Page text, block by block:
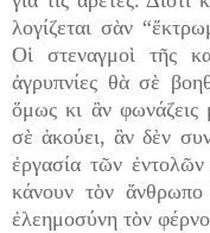
λογίζεται σὰν
Οἱ στεναγμοὶ τῆς
ἀγρυπνίες θὰ σὲ
ὅμως κι ἂν φωνάζεις
σὲ ἀκούει, ἂν δὲν
ἐργασία τῶν
κάνουν τὸν
ἐλεημοσύνη τὸν